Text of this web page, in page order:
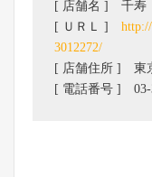
[ 店舗名 ] 千寿
[ ＵＲＬ ]
3012272/
[ 店舗住所 ] 東
[ 電話番号 ] 03-